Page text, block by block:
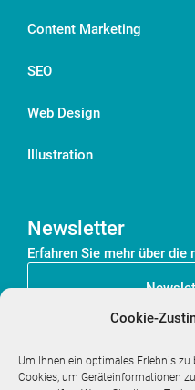
Cookie-
Um Ihnen ein optimales Erlebnis
Cookies, um Geräteinformationen
Content Marketing
SEO
Web Design
Illustration
Newsletter
Erfahren Sie mehr über
Kontaktdaten